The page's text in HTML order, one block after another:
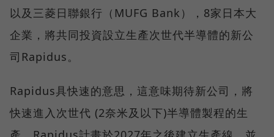
以及三菱日聯銀行（MUFG Bank），8家日本大
企業，將共同投資設立生產次世代半導體的新公
司Rapidus。
Rapidus具快速的意思，這意味期待新公司，將
快速進入次世代 (2奈米及以下)半導體製程的生